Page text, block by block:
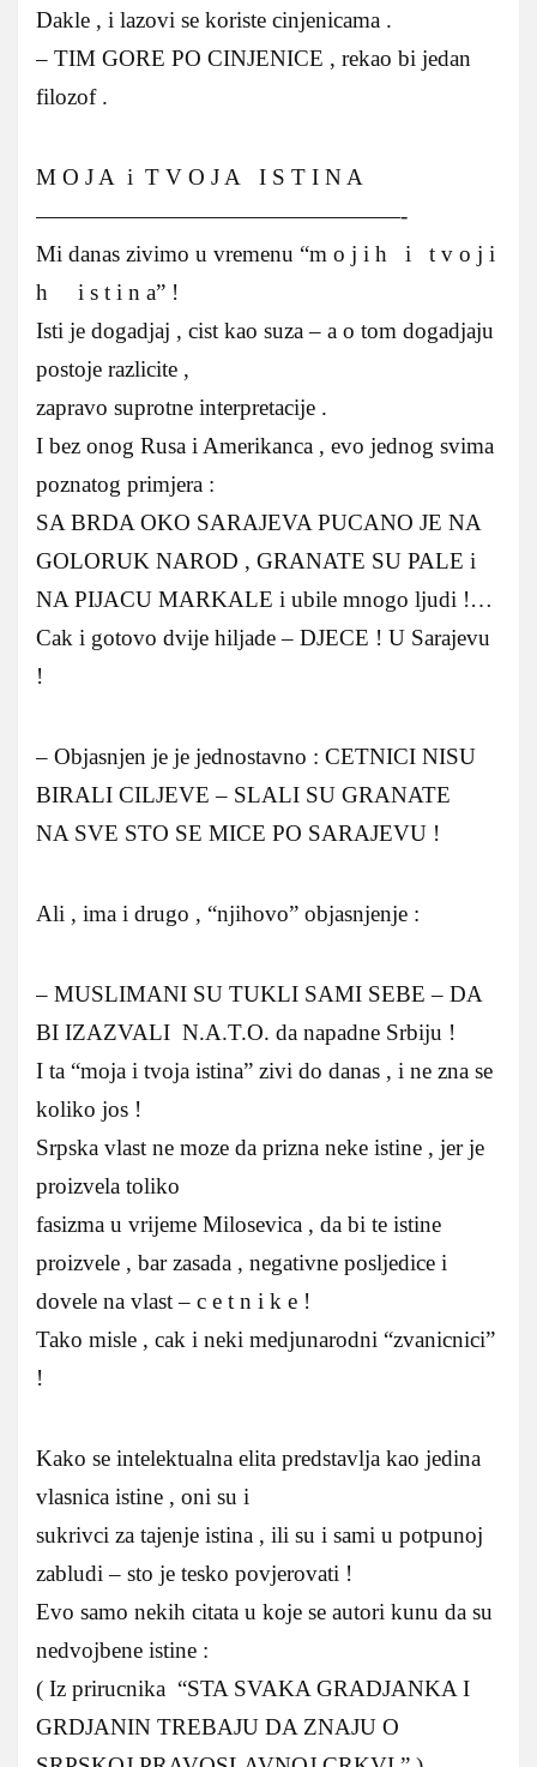
Dakle , i lazovi se koriste cinjenicama .
– TIM GORE PO CINJENICE , rekao bi jedan
filozof .
M O J A i T V O J A I S T I N A
————————————————-
Mi danas zivimo u vremenu “m o j i h i t v o j i
h i s t i n a” !
Isti je dogadjaj , cist kao suza – a o tom dogadjaju
postoje razlicite ,
zapravo suprotne interpretacije .
I bez onog Rusa i Amerikanca , evo jednog svima
poznatog primjera :
SA BRDA OKO SARAJEVA PUCANO JE NA
GOLORUK NAROD , GRANATE SU PALE i
NA PIJACU MARKALE i ubile mnogo ljudi !…
Cak i gotovo dvije hiljade – DJECE ! U Sarajevu
!
– Objasnjen je je jednostavno : CETNICI NISU
BIRALI CILJEVE – SLALI SU GRANATE
NA SVE STO SE MICE PO SARAJEVU !
Ali , ima i drugo , “njihovo” objasnjenje :
– MUSLIMANI SU TUKLI SAMI SEBE – DA
BI IZAZVALI N.A.T.O. da napadne Srbiju !
I ta “moja i tvoja istina” zivi do danas , i ne zna se
koliko jos !
Srpska vlast ne moze da prizna neke istine , jer je
proizvela toliko
fasizma u vrijeme Milosevica , da bi te istine
proizvele , bar zasada , negativne posljedice i
dovele na vlast – c e t n i k e !
Tako misle , cak i neki medjunarodni “zvanicnici”
!
Kako se intelektualna elita predstavlja kao jedina
vlasnica istine , oni su i
sukrivci za tajenje istina , ili su i sami u potpunoj
zabludi – sto je tesko povjerovati !
Evo samo nekih citata u koje se autori kunu da su
nedvojbene istine :
( Iz prirucnika “STA SVAKA GRADJANKA I
GRDJANIN TREBAJU DA ZNAJU O